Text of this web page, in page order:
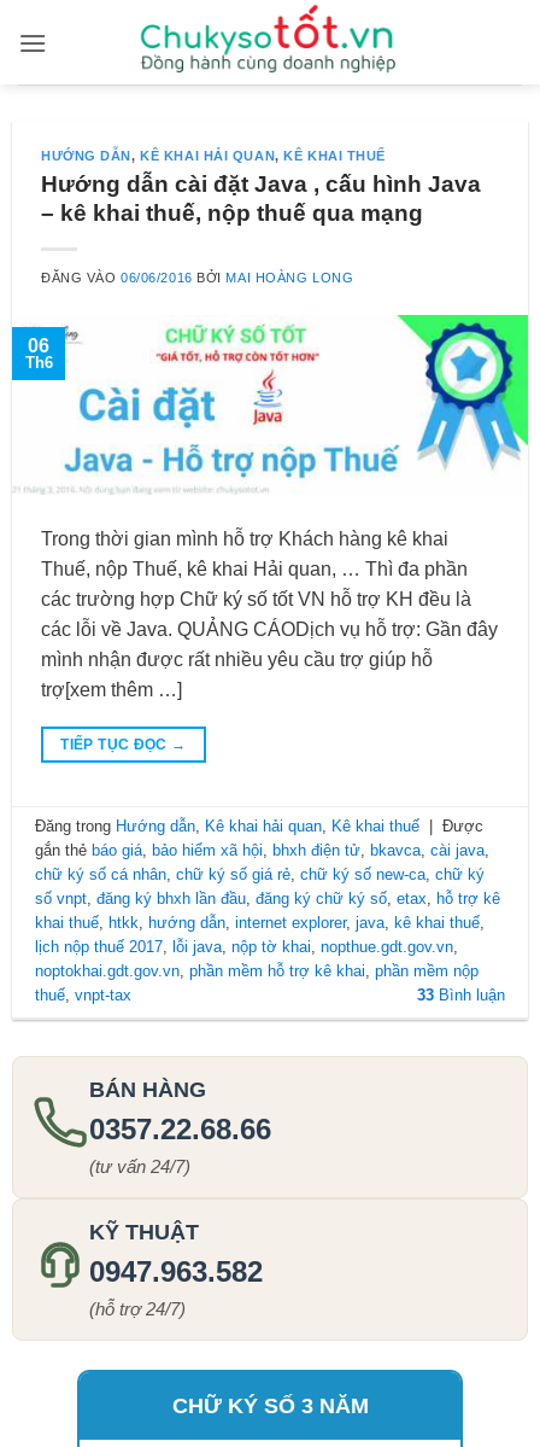
qua
HƯỚNG DẪN,KÊ KHAI HẢI QUAN,KÊ KHAI THUẾ
Hướng dẫn cài đặt Java , cấu hình Java
– kê khai thuế, nộp thuế qua mạng
ĐĂNG VÀO06/06/2016 BỞIMAI HOÀNG LONG
06
Th6
Trong thời gian mình hỗ trợ Khách hàng kê khai
Thuế, nộp Thuế, kê khai Hải quan, … Thì đa phần
các trường hợp Chữ ký số tốt VN hỗ trợ KH đều là
các lỗi về Java. QUẢNG CÁODịch vụ hỗ trợ: Gần đây
mình nhận được rất nhiều yêu cầu trợ giúp hỗ
trợ[xem thêm …]
TIẾP TỤC ĐỌC →
Đăng trong Hướng dẫn, Kê khai hải quan, Kê khai thuế
Được
gắn thẻ báo giá, bảo hiểm xã hội, bhxh điện tử, bkavca,cài java,
chữ ký số cá nhân,chữ ký số giá rẻ,chữ ký số new-ca,chữ ký
số vnpt,đăng ký bhxh lần đầu,đăng ký chữ ký số,etax, hỗ trợ kê
khai thuế, htkk, hướng dẫn,internet explorer,java, kê khai thuế,
lịch nộp thuế 2017, lỗi java,nộp tờ khai,nopthue.gdt.gov.vn,
noptokhai.gdt.gov.vn,phần mềm hỗ trợ kê khai,phần mềm nộp
thuế,vnpt-tax 33Bình luận
BÁN HÀNG
0357.22.68.66
(tư vấn 24/7)
KỸ THUẬT
0947.963.582
(hỗ trợ 24/7)
CHỮ KÝ SỐ 3 NĂM